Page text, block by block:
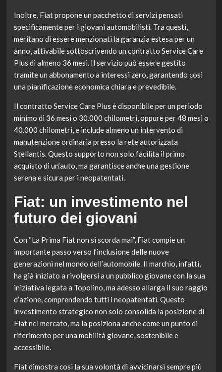
Inoltre, Fiat propone un pacchetto di servizi pensati
specificamente per i giovani automobilisti. Tra questi,
meritano di essere menzionati la garanzia estesa per un
anno, attivabile sottoscrivendo un contratto Service Care
Plus di almeno 36 mesi. Il servizio può essere gestito
tramite un abbonamento a interessi zero, garantendo così
una pianificazione economica chiara e prevedibile.
Il contratto Service Care Plus è disponibile per un periodo
minimo di 36 mesi o 30.000 chilometri, oppure per 48 mesi o
40.000 chilometri, e include almeno un intervento di
manutenzione ordinaria presso la rete autorizzata
Stellantis. Questo supporto non solo facilita il primo
acquisto di un’auto, ma garantisce anche una gestione
serena e sicura per i neopatentati.
Fiat: un investimento nel
futuro dei giovani
Con “La Prima Fiat non si scorda mai”, Fiat compie un
importante passo verso l’inclusione delle nuove
generazioni nel mondo dell’automobile. Il marchio, infatti,
ha già iniziato a rivolgersi a un pubblico giovane con la sua
iniziativa legata a Topolino, ma adesso allarga il suo raggio
d’azione, comprendendo tutti i neopatentati. Questo
investimento strategico non solo consolida la posizione di
Fiat nel mercato, ma la posiziona anche come un punto di
riferimento per una mobilità giovane, sostenibile e
accessibile.
Fiat dimostra così la sua volontà di avvicinarsi sempre più